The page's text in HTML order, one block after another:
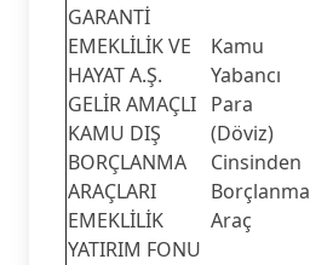
GARANTİ
EMEKLİLİK VE
HAYAT A.Ş.
GELİR AMAÇLI
KAMU DIŞ
BORÇLANMA
ARAÇLARI
EMEKLİLİK
YATIRIM FONU
Kamu
Yabancı
Para
(Döviz)
Cinsinden
Borçlanma
Araç